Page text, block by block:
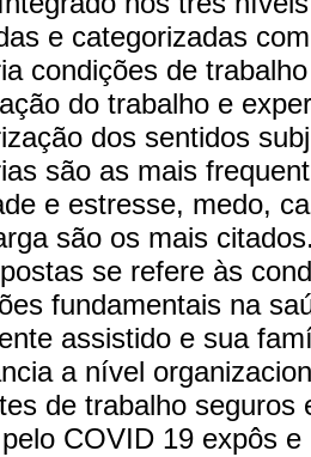
e categorizadas
condições de
do trabalho e
dos sentidos
são as mais
e estresse, medo,
são os mais
se refere às
fundamentais na
assistido e sua
a nível
de trabalho seguros
COVID 19 expôs